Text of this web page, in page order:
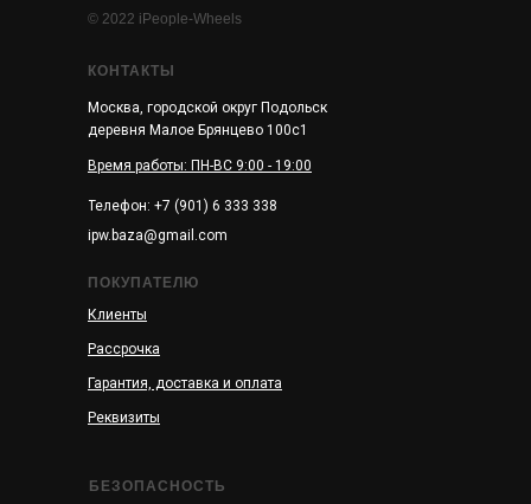
КОНТАКТЫ
Москва, городской округ Подольск
деревня Малое Брянцево 100с1
ipw.baza@gmail.com
Гарантия, доставка и оплата
Рассрочка
Клиенты
Реквизиты
ПОКУПАТЕЛЮ
БЕЗОПАСНОСТЬ
© 2022 iPeople-Wheels
Телефон: +7 (901) 6 333 338
Время работы: ПН-ВС 9:00 - 19:00